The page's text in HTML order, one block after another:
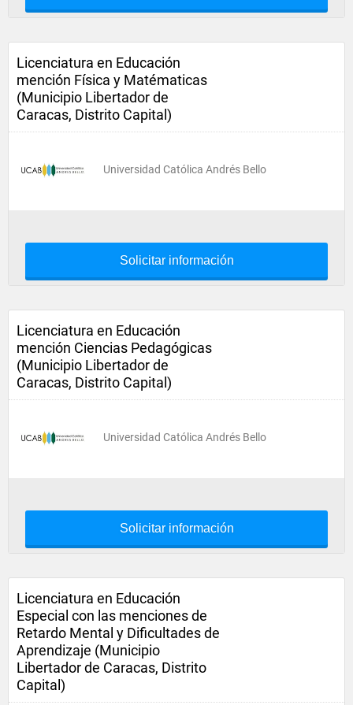
Licenciatura en Educación
mención Física y Matématicas
(Municipio Libertador de
Caracas, Distrito Capital)
Universidad Católica Andrés Bello
Solicitar información
Licenciatura en Educación
mención Ciencias Pedagógicas
(Municipio Libertador de
Caracas, Distrito Capital)
Universidad Católica Andrés Bello
Solicitar información
Licenciatura en Educación
Especial con las menciones de
Retardo Mental y Dificultades de
Aprendizaje (Municipio
Libertador de Caracas, Distrito
Capital)